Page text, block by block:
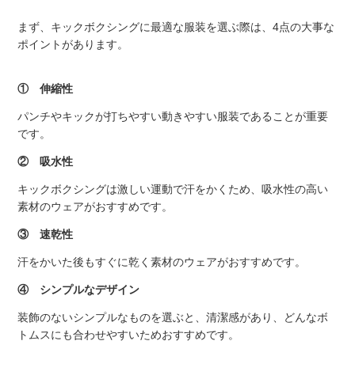
まず、キックボクシングに最適な服装を選ぶ際は、4点の大事な
ポイントがあります。
① 伸縮性
パンチやキックが打ちやすい動きやすい服装であることが重要
です。
② 吸水性
キックボクシングは激しい運動で汗をかくため、吸水性の高い
素材のウェアがおすすめです。
③ 速乾性
汗をかいた後もすぐに乾く素材のウェアがおすすめです。
④ シンプルなデザイン
装飾のないシンプルなものを選ぶと、清潔感があり、どんなボ
トムスにも合わせやすいためおすすめです。